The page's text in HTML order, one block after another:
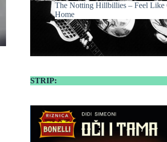
The Notting Hillbillies – Feel Like
Home
STRIP: